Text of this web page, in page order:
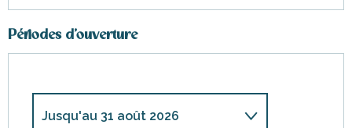
Périodes d'ouverture
Jusqu'au 31 août 2026